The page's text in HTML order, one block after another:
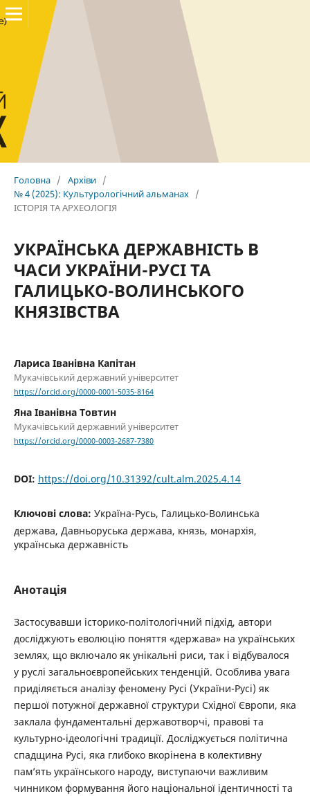
Головна / Архіви /
№ 4 (2025): Культурологічний альманах /
ІСТОРІЯ ТА АРХЕОЛОГІЯ
УКРАЇНСЬКА ДЕРЖАВНІСТЬ В
ЧАСИ УКРАЇНИ-РУСІ ТА
ГАЛИЦЬКО-ВОЛИНСЬКОГО
КНЯЗІВСТВА
Лариса Іванівна Капітан
Мукачівський державний університет
https://orcid.org/0000-0001-5035-8164
Яна Іванівна Товтин
Мукачівський державний університет
https://orcid.org/0000-0003-2687-7380
DOI: https://doi.org/10.31392/cult.alm.2025.4.14
Ключові слова: Україна-Русь, Галицько-Волинська
держава, Давньоруська держава, князь, монархія,
українська державність
Анотація
Застосувавши історико-політологічний підхід, автори
досліджують еволюцію поняття «держава» на українських
землях, що включало як унікальні риси, так і відбувалося
у руслі загальноєвропейських тенденцій. Особлива увага
приділяється аналізу феномену Русі (України-Русі) як
першої потужної державної структури Східної Європи, яка
заклала фундаментальні державотворчі, правові та
культурно-ідеологічні традиції. Досліджується політична
спадщина Русі, яка глибоко вкорінена в колективну
пам’ять українського народу, виступаючи важливим
чинником формування його національної ідентичності та